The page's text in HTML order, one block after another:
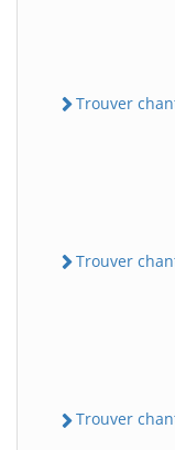
Trouver
Trouver
Trouver